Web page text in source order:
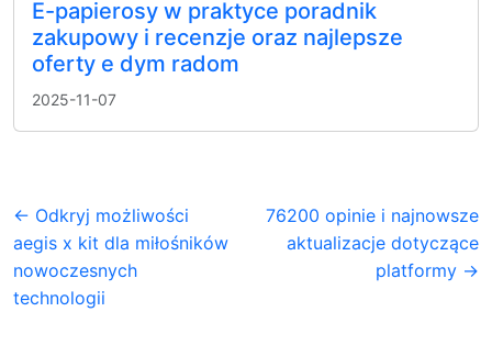
E-papierosy w praktyce poradnik
zakupowy i recenzje oraz najlepsze
oferty e dym radom
2025-11-07
← Odkryj możliwości
aegis x kit dla miłośników
nowoczesnych
technologii
76200 opinie i najnowsze
aktualizacje dotyczące
platformy →